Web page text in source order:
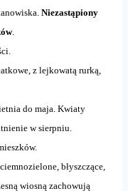
Niezastąpiony
.
z lejkowatą rurką,
do maja. Kwiaty
w sierpniu.
błyszczące,
wiosną zachowują